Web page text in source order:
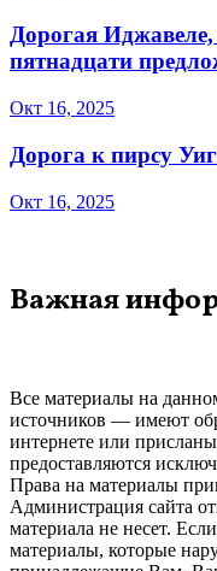
Дорогая
пятнадцати
Окт 16, 2025
Дорога к пирсу
Окт 16, 2025
Важная
Все материалы на
источников — имеют
интернете или
предоставляются
Права на материалы
Администрация сайта
материала не несет.
материалы, которые